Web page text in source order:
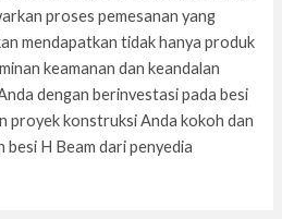
proses pemesanan yang
mendapatkan tidak hanya produk
keamanan dan keandalan
dengan berinvestasi pada besi
proyek konstruksi Anda kokoh dan
besi H Beam dari penyedia